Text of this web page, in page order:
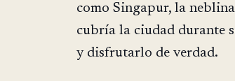
como Singapur, la
cubría la ciudad durante
y disfrutarlo de verdad.